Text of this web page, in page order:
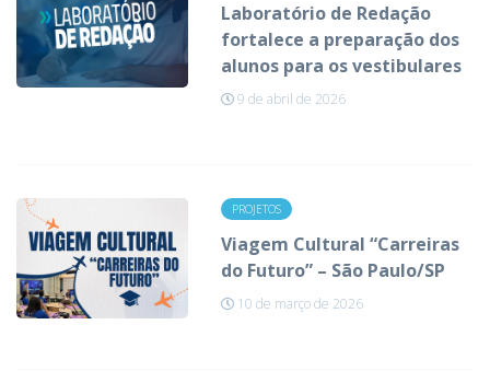
Laboratório de Redação
fortalece a preparação dos
alunos para os vestibulares
9 de abril de 2026
PROJETOS
Viagem Cultural “Carreiras
do Futuro” – São Paulo/SP
10 de março de 2026